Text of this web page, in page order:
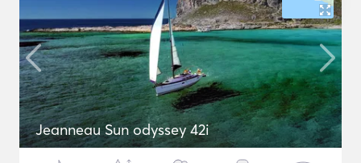
Jeanneau Sun odyssey 42i